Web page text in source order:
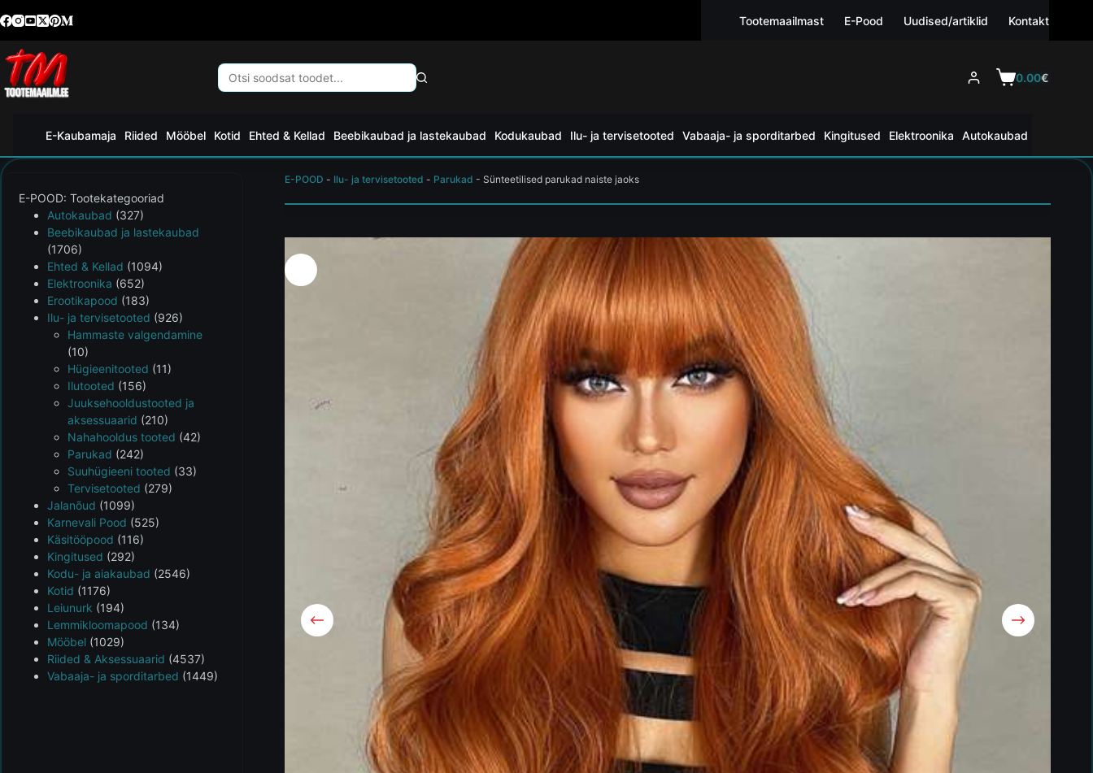
Tootemaailmast E-Pood Uudised/artiklid Kontakt
0.00€
E-Kaubamaja Riided Mööbel Kotid Ehted & Kellad Beebikaubad ja lastekaubad Kodukaubad Ilu- ja tervisetooted Vabaaja- ja sporditarbed Kingitused Elektroonika Autokaubad
E-POOD - Ilu- ja tervisetooted - Parukad - Sünteetilised parukad naiste jaoks
E-POOD: Tootekategooriad
Autokaubad (327)
Beebikaubad ja lastekaubad
(1706)
Ehted & Kellad (1094)
Elektroonika (652)
Erootikapood (183)
Ilu- ja tervisetooted (926)
Hammaste valgendamine
(10)
Hügieenitooted (11)
Ilutooted (156)
Juuksehooldustooted ja
aksessuaarid (210)
Nahahooldus tooted (42)
Parukad (242)
Suuhügieeni tooted (33)
Tervisetooted (279)
Jalanõud (1099)
Karnevali Pood (525)
Käsitööpood (116)
Kingitused (292)
Kodu- ja aiakaubad (2546)
Kotid (1176)
Leiunurk (194)
Lemmikloomapood (134)
Mööbel (1029)
Riided & Aksessuaarid (4537)
Vabaaja- ja sporditarbed (1449)